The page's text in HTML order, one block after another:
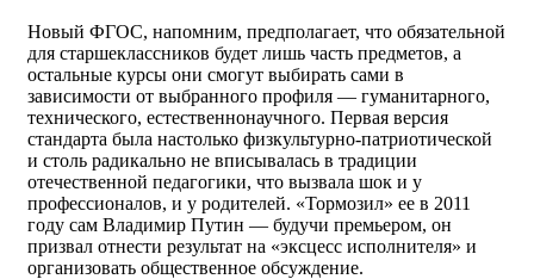
Новый ФГОС, напомним, предполагает, что обязательной
для старшеклассников будет лишь часть предметов, а
остальные курсы они смогут выбирать сами в
зависимости от выбранного профиля — гуманитарного,
технического, естественнонаучного. Первая версия
стандарта была настолько физкультурно-патриотической
и столь радикально не вписывалась в традиции
отечественной педагогики, что вызвала шок и у
профессионалов, и у родителей. «Тормозил» ее в 2011
году сам Владимир Путин — будучи премьером, он
призвал отнести результат на «эксцесс исполнителя» и
организовать общественное обсуждение.